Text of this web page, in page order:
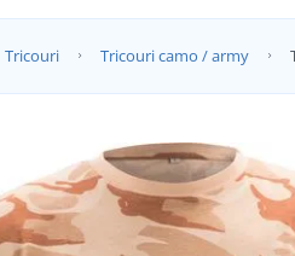
Tricouri Tricouri camo / army